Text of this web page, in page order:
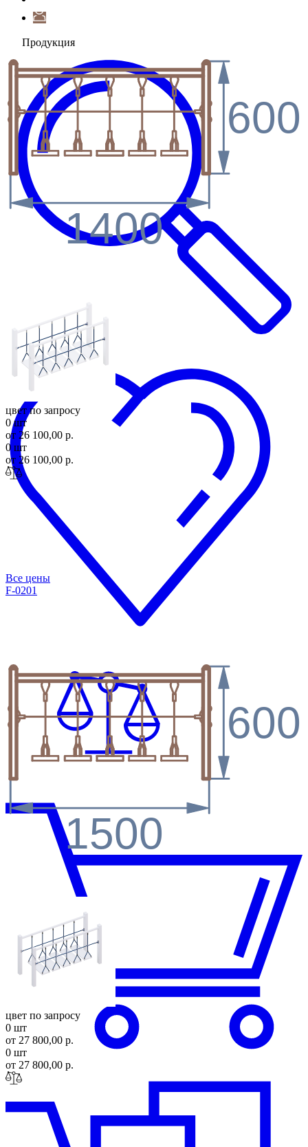
Продукция
Поиск
1400
600
цвет по запросу
0 шт
от 26 100,00 р.
0 шт
от 26 100,00 р.
Все цены
F-0201
1500
600
цвет по запросу
0 шт
от 27 800,00 р.
0 шт
от 27 800,00 р.